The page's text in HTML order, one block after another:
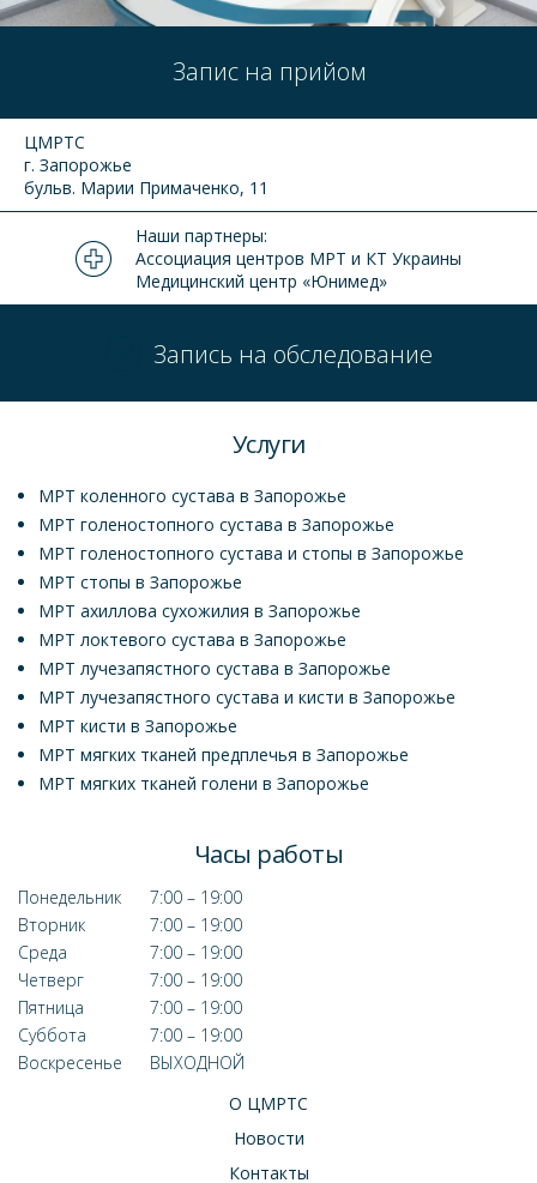
Запис на прийом
ЦМРТС
г. Запорожье
бульв. Марии Примаченко, 11
Наши партнеры:
Ассоциация центров МРТ и КТ Украины
Медицинский центр «Юнимед»
Запись на обследование
Услуги
МРТ коленного сустава в Запорожье
МРТ голеностопного сустава в Запорожье
МРТ голеностопного сустава и стопы в Запорожье
МРТ стопы в Запорожье
МРТ ахиллова сухожилия в Запорожье
МРТ локтевого сустава в Запорожье
МРТ лучезапястного сустава в Запорожье
МРТ лучезапястного сустава и кисти в Запорожье
МРТ кисти в Запорожье
МРТ мягких тканей предплечья в Запорожье
МРТ мягких тканей голени в Запорожье
Часы работы
Понедельник
7:00 – 19:00
Вторник
7:00 – 19:00
Среда
7:00 – 19:00
Четверг
7:00 – 19:00
Пятница
7:00 – 19:00
Суббота
7:00 – 19:00
Воскресенье
ВЫХОДНОЙ
О ЦМРТС
Новости
Контакты